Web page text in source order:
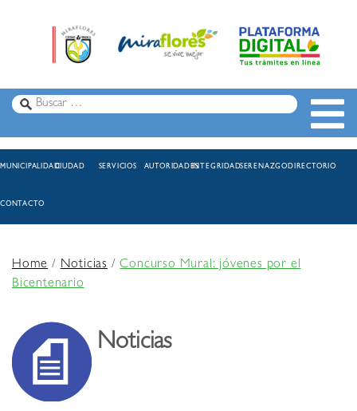
MUNICIPALIDADCIUDAD SERVICIOS AUTORIDADESINTEGRIDADSERENAZGODIRECTORIO
CONTACTO
Home/Noticias /Concurso Mural: jóvenes por el
Bicentenario
Noticias